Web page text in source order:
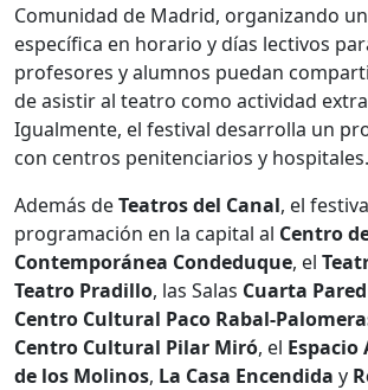
Comunidad de Madrid, organizando
específica en horario y días lectivos
profesores y alumnos puedan
de asistir al teatro como actividad
Igualmente, el festival desarrolla un
con centros penitenciarios y hospitales.
Además deTeatros del Canal, el
programación en la capital al Centro
Contemporánea Condeduque, el
Teatro Pradillo, las Salas Cuarta Pared
Centro Cultural Paco Rabal-
Centro Cultural Pilar Miró, el
de los Molinos, La Casa Encendida y